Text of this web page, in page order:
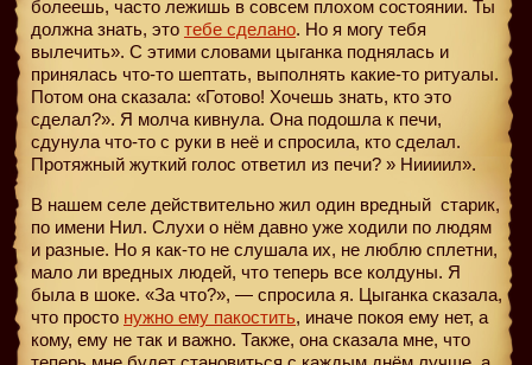
болеешь, часто лежишь в совсем плохом состоянии. Ты
должна знать, это тебе сделано. Но я могу тебя
вылечить». С этими словами цыганка поднялась и
принялась что-то шептать, выполнять какие-то ритуалы.
Потом она сказала: «Готово! Хочешь знать, кто это
сделал?». Я молча кивнула. Она подошла к печи,
сдунула что-то с руки в неё и спросила, кто сделал.
Протяжный жуткий голос ответил из печи? » Ниииил».
В нашем селе действительно жил один вредный старик,
по имени Нил. Слухи о нём давно уже ходили по людям
и разные. Но я как-то не слушала их, не люблю сплетни,
мало ли вредных людей, что теперь все колдуны. Я
была в шоке. «За что?», — спросила я. Цыганка сказала,
что просто нужно ему пакостить, иначе покоя ему нет, а
кому, ему не так и важно. Также, она сказала мне, что